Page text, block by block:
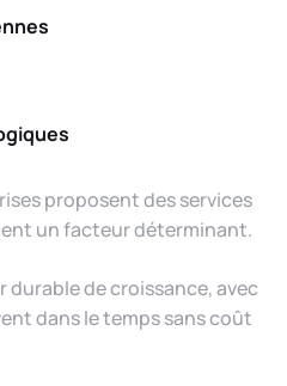
proposent des services
un facteur déterminant.
durable de croissance, avec
dans le temps sans coût